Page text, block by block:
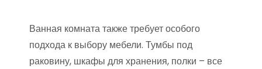
Ванная комната также требует особого
подхода к выбору мебели. Тумбы под
раковину, шкафы для хранения, полки – все